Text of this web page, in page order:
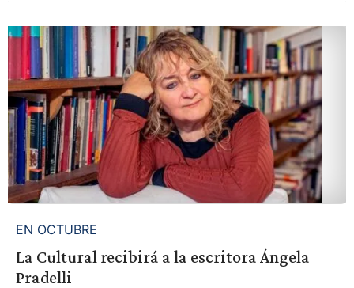
EN OCTUBRE
La Cultural recibirá a la escritora Ángela
Pradelli